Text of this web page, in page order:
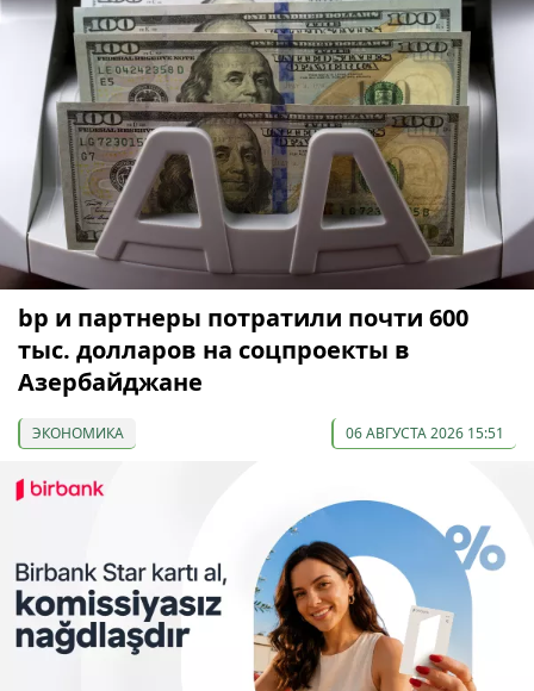
bp и партнеры потратили почти 600
тыс. долларов на соцпроекты в
Азербайджане
ЭКОНОМИКА 06 АВГУСТА 2026 15:51